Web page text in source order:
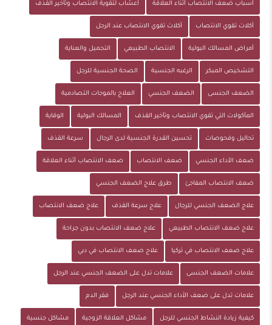
أسباب ضعف الانتصاب أثناء العلاقة أعشاب لتقوية الانتصاب وتأخير القذف
أكلات تقوي الانتصاب أكلات تقوي الانتصاب عند الرجل
أمراض المسالك البولية الانتصاب الطبيعي التجميل والعناية
التشخيص المبكر الرغبه الجنسية الصحة الجنسية للرجل
الضعف الجنسى الضعف الجنسي العلاج بالموجات التصادمية
المأكولات التي تقوي الانتصاب وتأخير القذف المسالك البولية الوقاية
تحاليل وفحوصات تحسين القدرة الجنسية لدى الرجال سرعة القذف
ضعف الأداء الجنسي ضعف الانتصاب ضعف الانتصاب أثناء العلاقة
ضعف الانتصاب المفاجئ طرق علاج الضعف الجنسي
علاج الضعف الجنسي للرجال علاج سرعة القذف علاج ضعف الانتصاب
علاج ضعف الانتصاب الطبيعي علاج ضعف الانتصاب بدون جراحة
علاج ضعف الانتصاب في تركيا علاج ضعف الانتصاب في دبي
علامات الضعف الجنسى علامات تدل على الضعف الجنسي عند الرجل
علامات تدل على ضعف الأداء الجنسي عند الرجل فقر الدم
كيفية زيادة النشاط الجنسي للرجل مشاكل العلاقة الزوجية مشاكل جنسية